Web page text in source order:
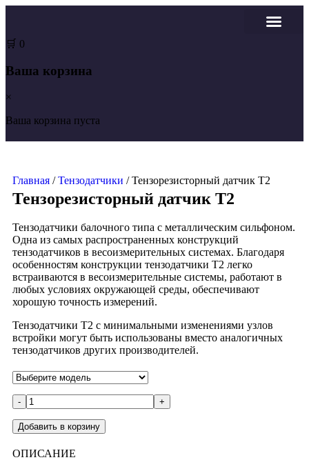
🛒 0
Ваша корзина
×
Ваша корзина пуста
Главная /Тензодатчики / Тензорезисторный датчик Т2
Тензорезисторный датчик Т2
Тензодатчики балочного типа с металлическим сильфоном.
Одна из самых распространенных конструкций
тензодатчиков в весоизмерительных системах. Благодаря
особенностям конструкции тензодатчики Т2 легко
встраиваются в весоизмерительные системы, работают в
любых условиях окружающей среды, обеспечивают
хорошую точность измерений.
Тензодатчики Т2 с минимальными изменениями узлов
встройки могут быть использованы вместо аналогичных
тензодатчиков других производителей.
- +
Добавить в корзину
ОПИСАНИЕ